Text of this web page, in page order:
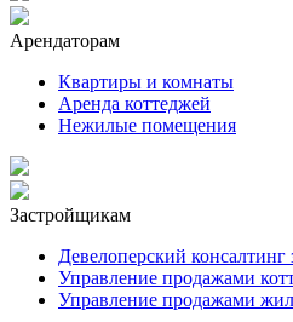
Арендаторам
Квартиры и комнаты
Аренда коттеджей
Нежилые помещения
Застройщикам
Девелоперский
Управление продажами
Управление продажами